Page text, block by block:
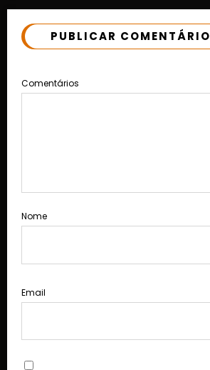
PUBLICAR COMENTÁRIO
Comentários
Nome
Email